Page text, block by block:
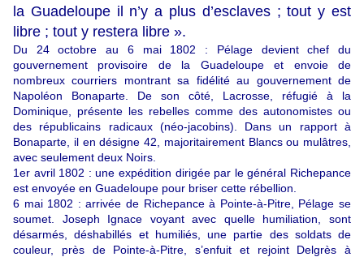
la Guadeloupe il n’y a plus d’esclaves ; tout y est
libre ; tout y restera libre ».
Du 24 octobre au 6 mai 1802 : Pélage devient chef du
gouvernement provisoire de la Guadeloupe et envoie de
nombreux courriers montrant sa fidélité au gouvernement de
Napoléon Bonaparte. De son côté, Lacrosse, réfugié à la
Dominique, présente les rebelles comme des autonomistes ou
des républicains radicaux (néo-jacobins). Dans un rapport à
Bonaparte, il en désigne 42, majoritairement Blancs ou mulâtres,
avec seulement deux Noirs.
1er avril 1802 : une expédition dirigée par le général Richepance
est envoyée en Guadeloupe pour briser cette rébellion.
6 mai 1802 : arrivée de Richepance à Pointe-à-Pitre, Pélage se
soumet. Joseph Ignace voyant avec quelle humiliation, sont
désarmés, déshabillés et humiliés, une partie des soldats de
couleur, près de Pointe-à-Pitre, s’enfuit et rejoint Delgrès à